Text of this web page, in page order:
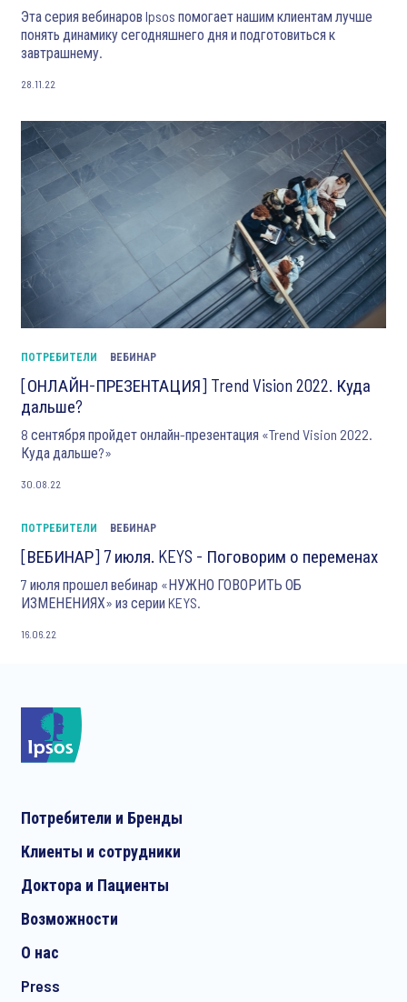
Эта серия вебинаров Ipsos помогает нашим клиентам лучше
понять динамику сегодняшнего дня и подготовиться к
завтрашнему.
28.11.22
ПОТРЕБИТЕЛИ ВЕБИНАР
[ОНЛАЙН-ПРЕЗЕНТАЦИЯ] Trend Vision 2022. Куда
дальше?
8 сентября пройдет онлайн-презентация «Trend Vision 2022.
Куда дальше?»
30.08.22
ПОТРЕБИТЕЛИ ВЕБИНАР
[ВЕБИНАР] 7 июля. KEYS - Поговорим о переменах
7 июля прошел вебинар «НУЖНО ГОВОРИТЬ ОБ
ИЗМЕНЕНИЯХ» из серии KEYS.
16.06.22
Потребители и Бренды
Клиенты и сотрудники
Доктора и Пациенты
Возможности
О нас
Press